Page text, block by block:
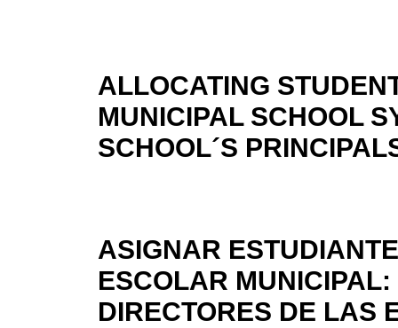
ALLOCATING
MUNICIPAL SCHOOL
SCHOOL´S
ASIGNAR
ESCOLAR
DIRECTORES DE LAS